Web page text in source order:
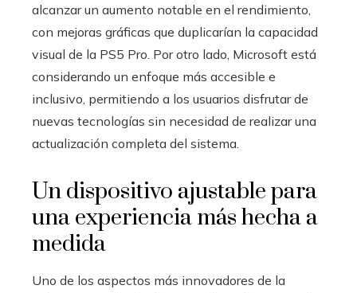
alcanzar un aumento notable en el rendimiento,
con mejoras gráficas que duplicarían la capacidad
visual de la PS5 Pro. Por otro lado, Microsoft está
considerando un enfoque más accesible e
inclusivo, permitiendo a los usuarios disfrutar de
nuevas tecnologías sin necesidad de realizar una
actualización completa del sistema.
Un dispositivo ajustable para
una experiencia más hecha a
medida
Uno de los aspectos más innovadores de la